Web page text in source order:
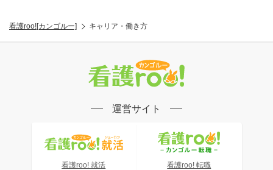
看護roo![カンゴルー] キャリア・働き方
運営サイト
看護roo! 就活 看護roo! 転職